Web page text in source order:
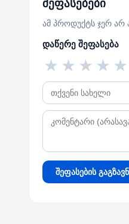
შეფასებები
ამ პროდუქტს ჯერ არ
დაწერე შეფასება
★
★
★
★
★
შეფასების